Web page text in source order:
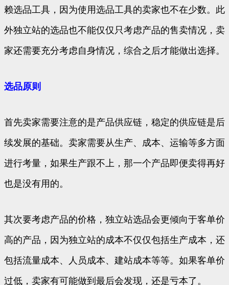
赖选品工具，因为使用选品工具的卖家也不在少数。此
外独立站的选品也不能仅仅只考虑产品的售卖情况，卖
家还需要充分考虑自身情况，综合之后才能做出选择。
选品原则
首先卖家需要注意的是产品供应链，稳定的供应链是后
续发展的基础。卖家需要从生产、成本、运输等多方面
进行考量，如果生产跟不上，那一个产品即便卖得再好
也是没有用的。
其次要考虑产品的价格，独立站选品会更倾向于客单价
高的产品，因为独立站的成本不仅仅包括生产成本，还
包括流量成本、人员成本、建站成本等等。如果客单价
过低，卖家有可能做到最后会发现，还是亏本了。